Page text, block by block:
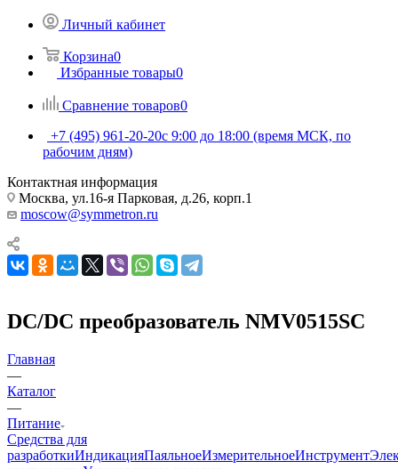
Личный кабинет
Корзина0
Избранные товары0
Сравнение товаров0
+7 (495) 961-20-20с 9:00 до 18:00 (время МСК, по
рабочим дням)
Контактная информация
Москва, ул.16-я Парковая, д.26, корп.1
moscow@symmetron.ru
DC/DC преобразователь NMV0515SC
Главная
—
Каталог
—
Питание
Средства для
разработкиИндикацияПаяльноеИзмерительноеИнструмент